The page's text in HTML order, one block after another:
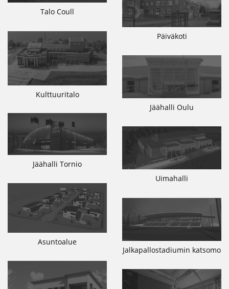
Talo Coull
Päiväkoti
Kulttuuritalo
Jäähalli Oulu
Jäähalli Tornio
Uimahalli
Asuntoalue
Jalkapallostadiumin katsomo